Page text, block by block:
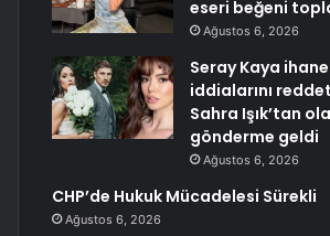
eseri beğeni
Ağustos 6, 2026
Seray Kaya
iddialarını
Sahra Işık’tan
gönderme geldi
Ağustos 6, 2026
CHP’de Hukuk Mücadelesi Sürekli
Ağustos 6, 2026